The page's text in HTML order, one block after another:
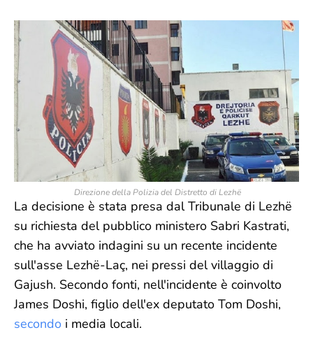
Direzione della Polizia del Distretto di Lezhë
La decisione è stata presa dal Tribunale di Lezhë
su richiesta del pubblico ministero Sabri Kastrati,
che ha avviato indagini su un recente incidente
sull'asse Lezhë-Laç, nei pressi del villaggio di
Gajush. Secondo fonti, nell'incidente è coinvolto
James Doshi, figlio dell'ex deputato Tom Doshi,
secondo i media locali.